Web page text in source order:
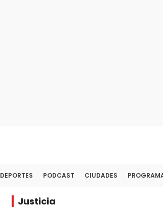
DEPORTES PODCAST CIUDADES
Justicia